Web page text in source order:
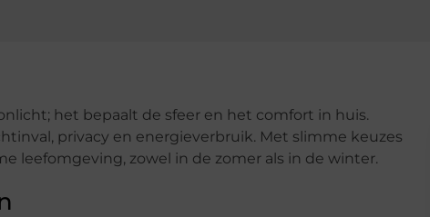
het bepaalt de sfeer en het comfort in huis.
privacy en energieverbruik. Met slimme keuzes
leefomgeving, zowel in de zomer als in de winter.